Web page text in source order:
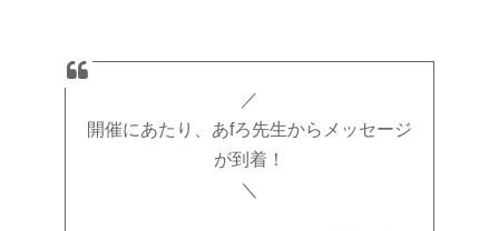
／
開催にあたり、あfろ先生からメッセージ
が到着！
＼